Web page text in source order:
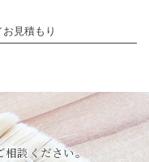
見積もり
談ください。